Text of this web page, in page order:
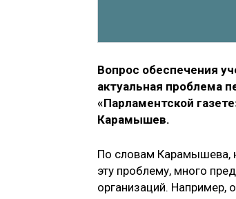
Вопрос обеспечения
актуальная проблема
«Парламентской
Карамышев.
По словам Карамышева,
эту проблему, много
организаций. Например,